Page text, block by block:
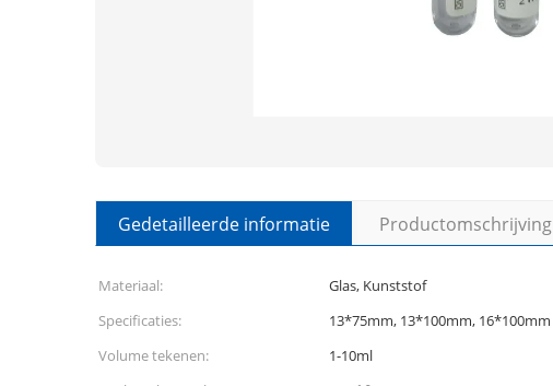
Gedetailleerde informatie Productomschrijving
Materiaal: Glas, Kunststof
Specificaties:
13*75mm, 13*100mm, 16*100mm
Volume tekenen:
1-10ml